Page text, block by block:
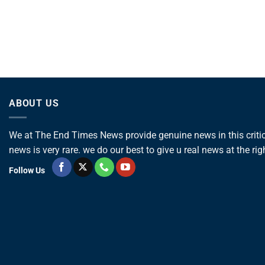
ABOUT US
We at The End Times News provide genuine news in this
news is very rare. we do our best to give u real news at the
Follow Us